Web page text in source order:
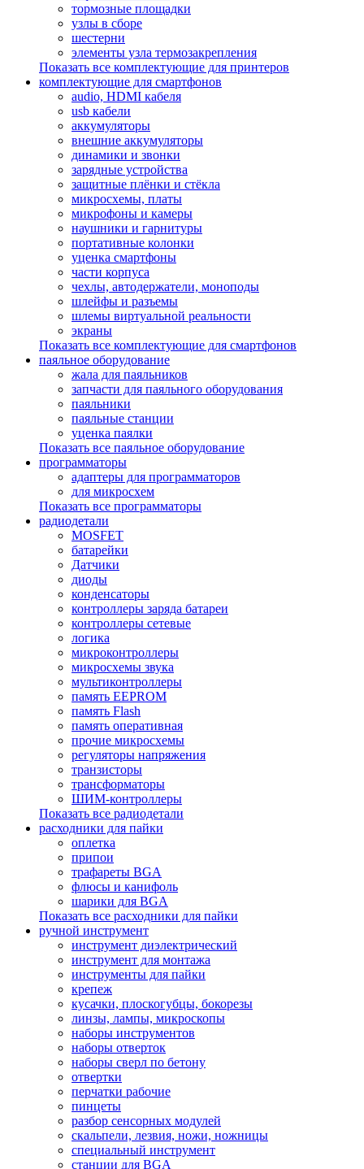
тормозные площадки
узлы в сборе
шестерни
элементы узла термозакрепления
Показать все комплектующие для принтеров
комплектующие для смартфонов
audio, HDMI кабеля
usb кабели
аккумуляторы
внешние аккумуляторы
динамики и звонки
зарядные устройства
защитные плёнки и стёкла
микросхемы, платы
микрофоны и камеры
наушники и гарнитуры
портативные колонки
уценка смартфоны
части корпуса
чехлы, автодержатели, моноподы
шлейфы и разъемы
шлемы виртуальной реальности
экраны
Показать все комплектующие для смартфонов
паяльное оборудование
жала для паяльников
запчасти для паяльного оборудования
паяльники
паяльные станции
уценка паялки
Показать все паяльное оборудование
программаторы
адаптеры для программаторов
для микросхем
Показать все программаторы
радиодетали
MOSFET
батарейки
Датчики
диоды
конденсаторы
контроллеры заряда батареи
контроллеры сетевые
логика
микроконтроллеры
микросхемы звука
мультиконтроллеры
память EEPROM
память Flash
память оперативная
прочие микросхемы
регуляторы напряжения
транзисторы
трансформаторы
ШИМ-контроллеры
Показать все радиодетали
расходники для пайки
оплетка
припои
трафареты BGA
флюсы и канифоль
шарики для BGA
Показать все расходники для пайки
ручной инструмент
инструмент диэлектрический
инструмент для монтажа
инструменты для пайки
крепеж
кусачки, плоскогубцы, бокорезы
линзы, лампы, микроскопы
наборы инструментов
наборы отверток
наборы сверл по бетону
отвертки
перчатки рабочие
пинцеты
разбор сенсорных модулей
скальпели, лезвия, ножи, ножницы
специальный инструмент
станции для BGA